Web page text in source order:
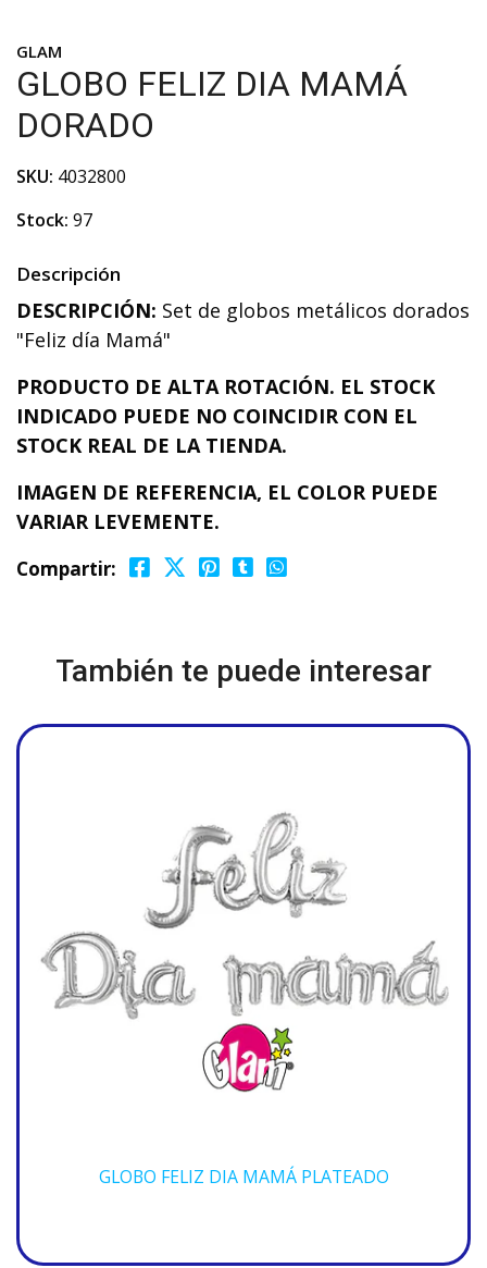
GLAM
GLOBO FELIZ DIA MAMÁ
DORADO
SKU: 4032800
Stock: 97
Descripción
DESCRIPCIÓN: Set de globos metálicos dorados
"Feliz día Mamá"
PRODUCTO DE ALTA ROTACIÓN. EL STOCK
INDICADO PUEDE NO COINCIDIR CON EL
STOCK REAL DE LA TIENDA.
IMAGEN DE REFERENCIA, EL COLOR PUEDE
VARIAR LEVEMENTE.
Compartir:
También te puede interesar
GLOBO FELIZ DIA MAMÁ PLATEADO